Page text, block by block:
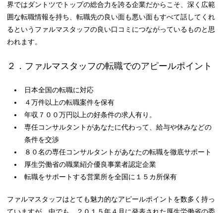
界ではダントツでトップの総合力を誇る企業だからこそ、深く広範
囲な転職情報を持ち、転職先の良い面も悪い面もすべて話してくれ
るというファルマスタッフの良い口コミにつながっているものと思
われます。
２．ファルマスタッフの転職でのアピールポイント
日本全国の転職に対応
４万件以上の転職案件を保有
年収７００万円以上の好条件の求人有り。
専任コンサルタントがあなたに代わって、給与や休みなどの
条件を交渉
８０名の専任コンサルタントがあなたの転職を徹底サポート
厚生労働省の職業紹介優良事業者認定企業
転職をサポートする営業所を全国に１５カ所保有
ファルマスタッフはとても魅力的なアピールポイントを数多く持っ